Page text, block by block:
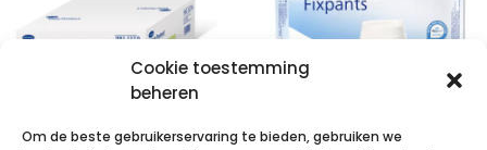
Cookie toestemming
beheren
Om de beste gebruikerservaring te bieden, gebruiken we